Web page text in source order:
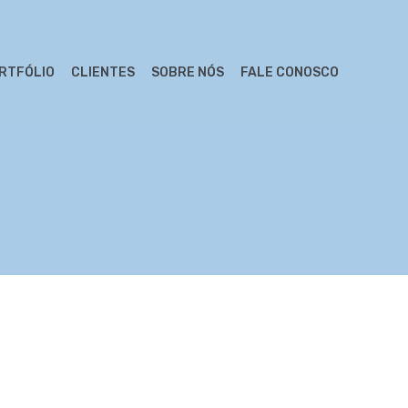
CLIENTES SOBRE NÓS FALE CONOSCO